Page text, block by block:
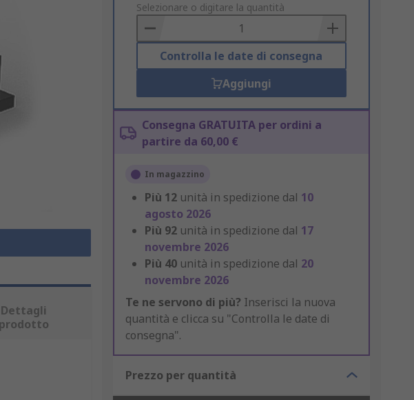
to
Basket
Selezionare o digitare la quantità
Controlla le date di consegna
Aggiungi
Consegna GRATUITA per ordini a
partire da 60,00 €
In magazzino
Più 12 unità in spedizione dal 10
agosto 2026
Più 92 unità in spedizione dal 17
novembre 2026
Più 40 unità in spedizione dal 20
novembre 2026
Te ne servono di più? Inserisci la nuova
quantità e clicca su "Controlla le date di
consegna".
Prezzo per quantità
Dettagli
prodotto